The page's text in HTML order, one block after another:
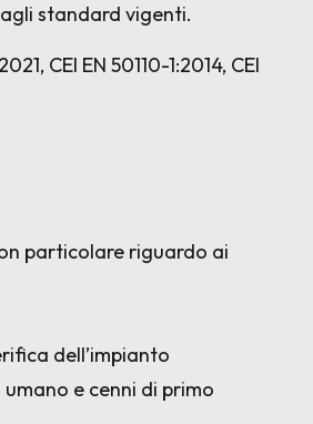
standard vigenti.
CEI EN 50110-1:2014, CEI
particolare riguardo ai
dell’impianto
e cenni di primo